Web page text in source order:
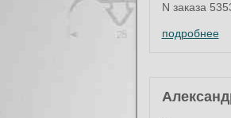
N заказа
подробнее